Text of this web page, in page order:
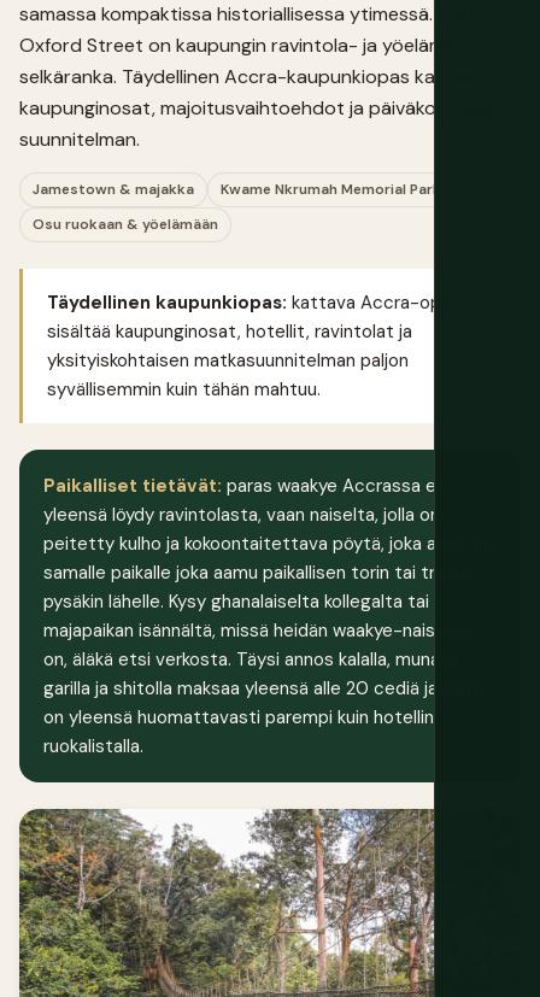
samassa kompaktissa historiallisessa ytimessä. Osun
Oxford Street on kaupungin ravintola- ja yöelämän
selkäranka. Täydellinen Accra-kaupunkiopas kattaa
kaupunginosat, majoitusvaihtoehdot ja päiväkohtaisen
suunnitelman.
Jamestown & majakka
Kwame Nkrumah Memorial Park
Osu ruokaan & yöelämään
Täydellinen kaupunkiopas: kattava Accra-opas
sisältää kaupunginosat, hotellit, ravintolat ja
yksityiskohtaisen matkasuunnitelman paljon
syvällisemmin kuin tähän mahtuu.
Paikalliset tietävät: paras waakye Accrassa ei
yleensä löydy ravintolasta, vaan naiselta, jolla on
peitetty kulho ja kokoontaitettava pöytä, joka asettuu
samalle paikalle joka aamu paikallisen torin tai trotro-
pysäkin lähelle. Kysy ghanalaiselta kollegalta tai
majapaikan isännältä, missä heidän waakye-naisensa
on, äläkä etsi verkosta. Täysi annos kalalla, munalla,
garilla ja shitolla maksaa yleensä alle 20 cediä ja laatu
on yleensä huomattavasti parempi kuin hotellin
ruokalistalla.